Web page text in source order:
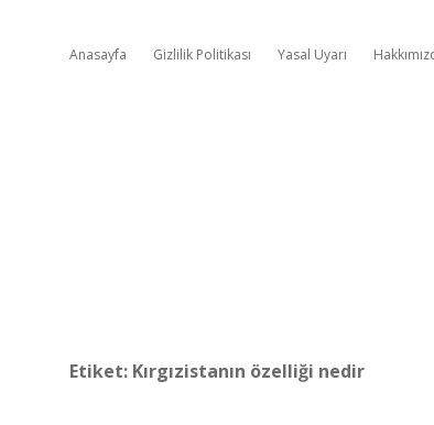
Anasayfa Gizlilik Politikası Yasal Uyarı
Etiket: Kırgızistanın özelliği nedir